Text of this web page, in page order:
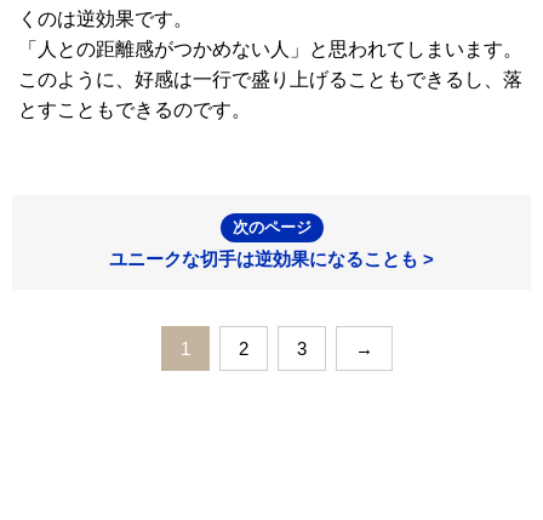
くのは逆効果です。
「人との距離感がつかめない人」と思われてしまいます。
このように、好感は一行で盛り上げることもできるし、落
とすこともできるのです。
次のページ
ユニークな切手は逆効果になることも >
1 2 3 →